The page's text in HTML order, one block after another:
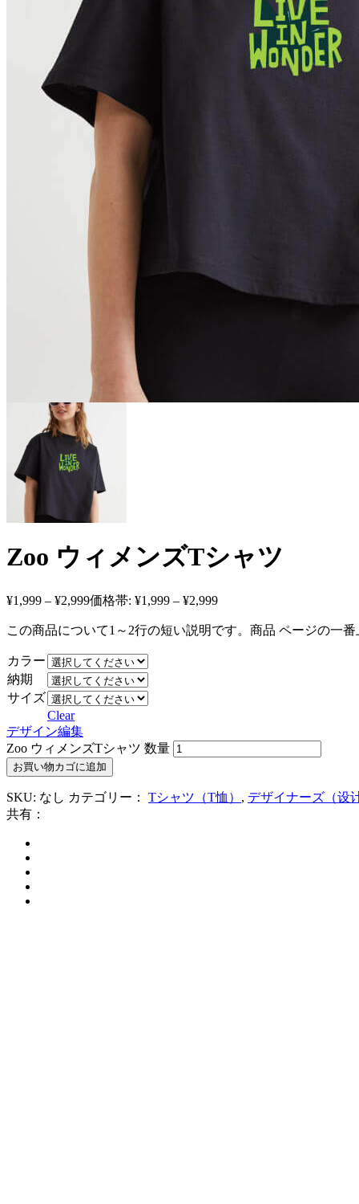
Zoo ウィメンズTシャツ
¥1,999 – ¥2,999価格帯: ¥1,999 – ¥2,999
この商品について1～2行の短い説明です。商品 ページの一
カラー
納期
サイズ
Clear
デザイン編集
Zoo ウィメンズTシャツ 数量
お買い物カゴに追加
SKU: なし カテゴリー： Tシャツ（T恤） , デザイナーズ（设
共有：